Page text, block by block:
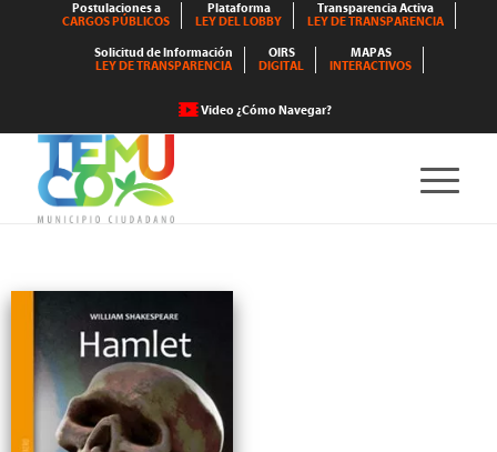
Postulaciones a
CARGOS PÚBLICOS
Plataforma
LEY DEL LOBBY
Transparencia Activa
LEY DE TRANSPARENCIA
Solicitud de Información
LEY DE TRANSPARENCIA
OIRS
DIGITAL
MAPAS
INTERACTIVOS
Video ¿Cómo Navegar?